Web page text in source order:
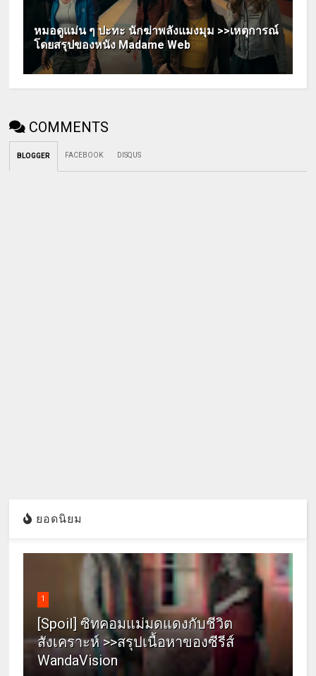
หมอดูแม่น ๆ ปะทะ นักฆ่าพลังแมงมุม >>เหตุการณ์
โดยสรุปของหนัง Madame Web
COMMENTS
BLOGGER FACEBOOK DISQUS
ยอดนิยม
1
[Spoil] ซิทคอมแม่มดแดงกับชีวิต
สังเคราะห์ >>สรุปเนื้อหาของซีรีส์
WandaVision